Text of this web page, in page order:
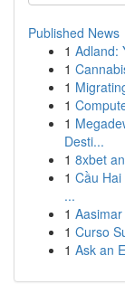
Published News
1 Adland:
1
1
1
1
Desti...
1 8xbet
1 Cầu
...
1
1 Curso
1 Ask an